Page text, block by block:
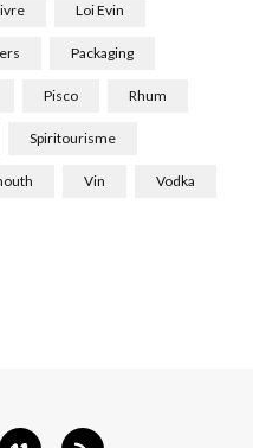
Loi Evin
Packaging
Pisco Rhum
Spiritourisme
Vin Vodka